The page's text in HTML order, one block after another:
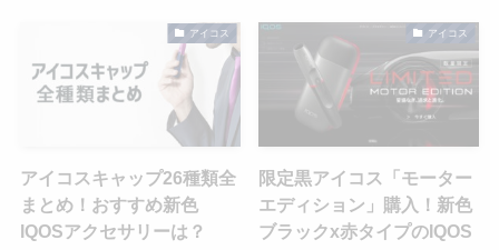
アイコス
アイコスキャップ26種類全
まとめ！おすすめ新色
IQOSアクセサリーは？
アイコス
限定黒アイコス「モーター
エディション」購入！新色
ブラックx赤タイプのIQOS